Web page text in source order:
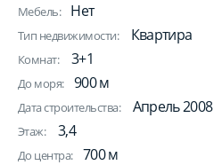
Мебель: Нет
Тип недвижимости: Квартира
Комнат: 3+1
До моря: 900 м
Дата строительства: Апрель 2008
Этаж: 3,4
До центра: 700 м